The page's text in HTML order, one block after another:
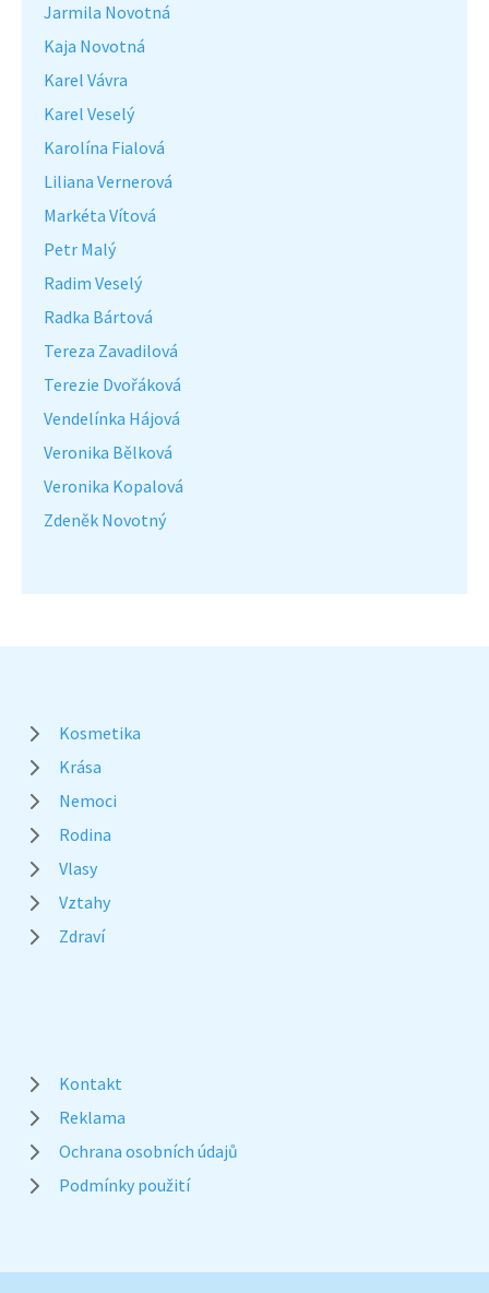
Jarmila Novotná
Kaja Novotná
Karel Vávra
Karel Veselý
Karolína Fialová
Liliana Vernerová
Markéta Vítová
Petr Malý
Radim Veselý
Radka Bártová
Tereza Zavadilová
Terezie Dvořáková
Vendelínka Hájová
Veronika Bělková
Veronika Kopalová
Zdeněk Novotný
Kosmetika
Krása
Nemoci
Rodina
Vlasy
Vztahy
Zdraví
Kontakt
Reklama
Ochrana osobních údajů
Podmínky použití